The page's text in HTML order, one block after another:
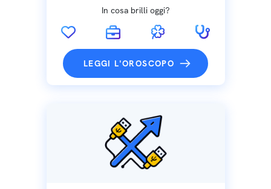
In cosa brilli oggi?
LEGGI L'OROSCOPO